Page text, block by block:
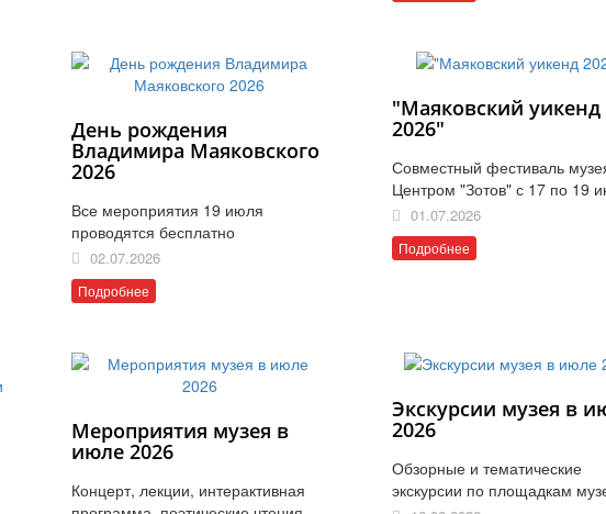
День рождения
Владимира Маяковского
2026
Все мероприятия 19 июля
проводятся бесплатно
02.07.2026
Подробнее
"Маяковский уикенд
2026"
Совместный фестиваль
Центром "Зотов" с 17 по 19
01.07.2026
Подробнее
Мероприятия музея в
июле 2026
Концерт, лекции, интерактивная
Экскурсии музея в
2026
Обзорные и тематические
экскурсии по площадкам